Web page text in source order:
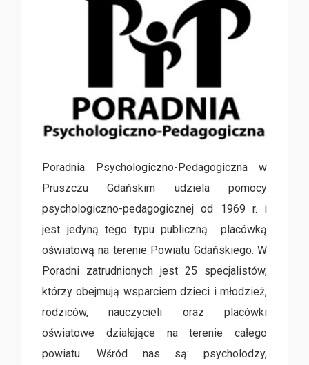
Poradnia Psychologiczno-Pedagogiczna w
Pruszczu Gdańskim udziela pomocy
psychologiczno-pedagogicznej od 1969 r. i
jest jedyną tego typu publiczną placówką
oświatową na terenie Powiatu Gdańskiego. W
Poradni zatrudnionych jest 25 specjalistów,
którzy obejmują wsparciem dzieci i młodzież,
rodziców, nauczycieli oraz placówki
oświatowe działające na terenie całego
powiatu. Wśród nas są: psycholodzy,